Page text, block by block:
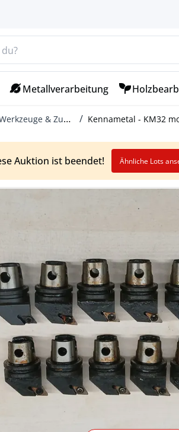
Metallverarbeitung
& Zubehör Kennametal - KM32
Auktion ist beendet! Ähnliche Lots
Artikel